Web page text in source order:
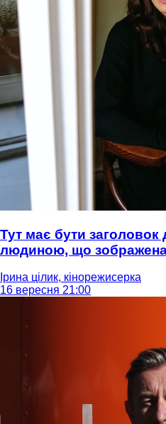
Тут має бути заголовок
людиною, що
Ірина цілик, кінорежисерка
16 вересня 21:00